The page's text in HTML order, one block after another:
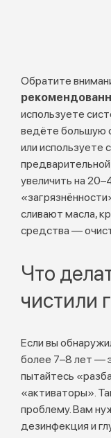
Обратите
используете
ведёте большую
или используете
увеличить на
сливают масла,
средства —
Что
чистили
Если вы
более 7–8 лет —
пытайтесь
«активаторы».
проблему. Вам
дезинфекция и